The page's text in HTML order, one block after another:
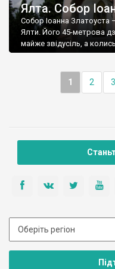
Ялта. Собор
Собор Іоанна Златоуста
Ялти. Його 45-метрова
майже звідусіль, а
1 2 3